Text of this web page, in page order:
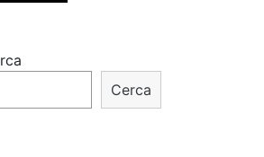
Cerca